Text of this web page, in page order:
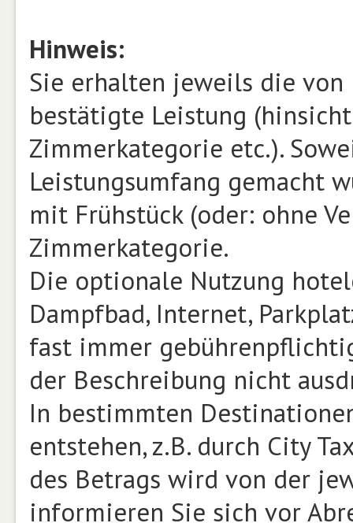
Hinweis:
Sie erhalten jeweils die
bestätigte Leistung
Zimmerkategorie etc.).
Leistungsumfang gemacht
mit Frühstück (oder: ohne
Zimmerkategorie.
Die optionale Nutzung
Dampfbad, Internet,
fast immer
der Beschreibung nicht
In bestimmten
entstehen, z.B. durch City
des Betrags wird von der
informieren Sie sich vor